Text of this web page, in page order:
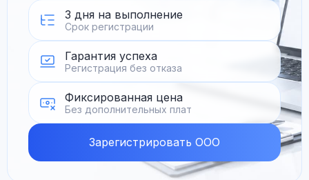
3 дня на выполнение
Срок регистрации
Гарантия успеха
Регистрация без отказа
Фиксированная цена
Без дополнительных плат
Зарегистрировать ООО